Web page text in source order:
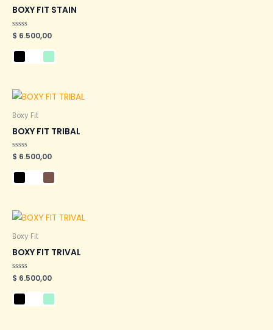
BOXY FIT STAIN
Valorado
en
de
5
$ 6.500,00
Boxy Fit
BOXY FIT TRIBAL
Valorado
en
0
de
5
$ 6.500,00
Boxy Fit
BOXY FIT TRIVAL
Valorado
en
de
5
$ 6.500,00